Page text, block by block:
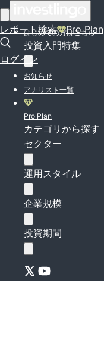
レポート検索 Pro Plan
ログイン
はじめての方はこちら
投資入門特集
お知らせ
アナリスト一覧
Pro Plan
カテゴリから探す
セクター
運用スタイル
企業規模
投資期間